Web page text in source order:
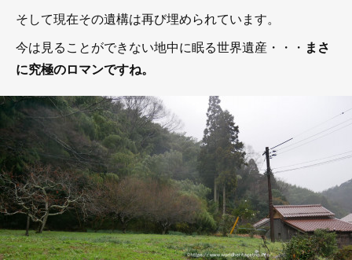
そして現在その遺構は再び埋められています。
今は見ることができない地中に眠る世界遺産・・・ まさ
に究極のロマンですね。